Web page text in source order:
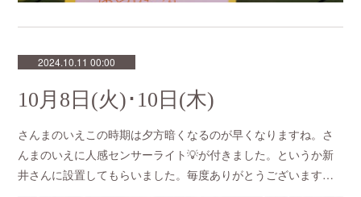
2024.10.11 00:00
10月8日(火)･10日(木)
さんまのいえこの時期は夕方暗くなるのが早くなりますね。さ
んまのいえに人感センサーライト💡が付きました。というか新
井さんに設置してもらいました。毎度ありがとうございます…